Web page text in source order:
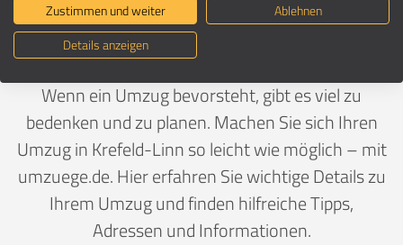
Deutschland>Nordrhein-Westfalen>Krefeld, Stadt>
Linn
Wenn ein Umzug bevorsteht, gibt es viel zu
bedenken und zu planen. Machen Sie sich Ihren
Umzug in Krefeld-Linn so leicht wie möglich – mit
umzuege.de. Hier erfahren Sie wichtige Details zu
Ihrem Umzug und finden hilfreiche Tipps,
Adressen und Informationen.
Zustimmen und weiter
Ablehnen
Details anzeigen